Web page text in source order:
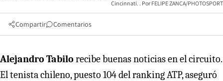
Cincinnati.
FELIPE ZANCA/PHOTOSPORT
Compartir Comentarios
Alejandro Tabilo recibe buenas noticias en el circuito.
El tenista chileno, puesto 104 del ranking ATP, aseguró